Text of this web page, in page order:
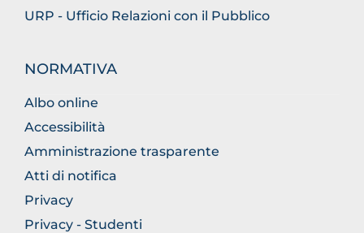
URP - Ufficio Relazioni con il Pubblico
NORMATIVA
Albo online
Accessibilità
Amministrazione trasparente
Atti di notifica
Privacy
Privacy - Studenti